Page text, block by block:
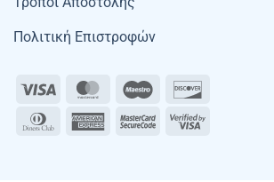
Πολιτική Επιστροφών
Visa MasterCardMaestro
Dinners
AmericanMasterCard
Visa